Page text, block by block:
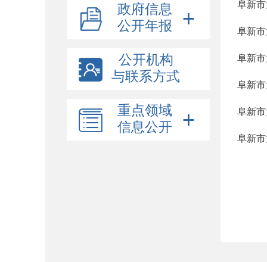
政府信息
公开年报
公开机构
与联系方式
重点领域
信息公开
阜新
阜新
阜新
阜新
阜新
阜新